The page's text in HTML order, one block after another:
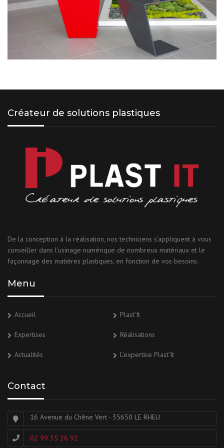
Créateur de solutions plastiques
De la conception à la réalisation, nos techniciens s’appliquent à vous
conseiller dans l’usinage numérique de nombreux matériaux et le
façonnage des matières plastiques, en fonction de vos besoins.
Menu
Accueil Plast’It
Expertises Réalisations
Actualités L’expertise Plast’It
Contact
16 Avenue du Chêne Vert - 35650 LE RHEU
02 99 35 26 92